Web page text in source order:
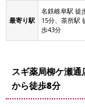
最寄り駅
名鉄岐阜駅 徒
15分、茶所駅
歩43分
スギ薬局柳ケ瀬通
から徒歩8分